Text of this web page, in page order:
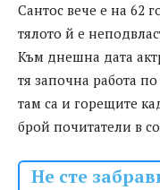
Сантос вече е на 62
тялото й е
Към днешна дата
тя започна работа
там са и горещите
брой почитатели в
Не сте